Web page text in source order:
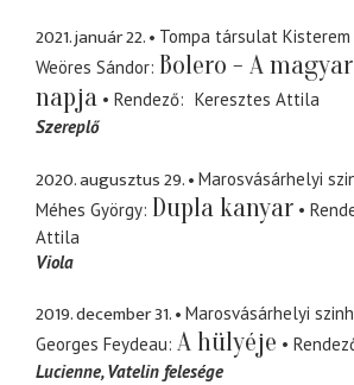
2021. január 22.
Tompa társulat Kisterem
Weöres Sándor Bolero - A
napja
Rendező
Keresztes Attila
Szereplő
2020. augusztus 29.
Marosvásárhelyi
Méhes György Dupla kanyar
Attila
Viola
2019. december 31.
Marosvásárhelyi
Georges Feydeau A hülyéje
Lucienne Vatelin felesége